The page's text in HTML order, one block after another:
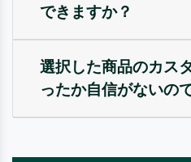
できますか？
選択した商品のカス
ったか自信がないの